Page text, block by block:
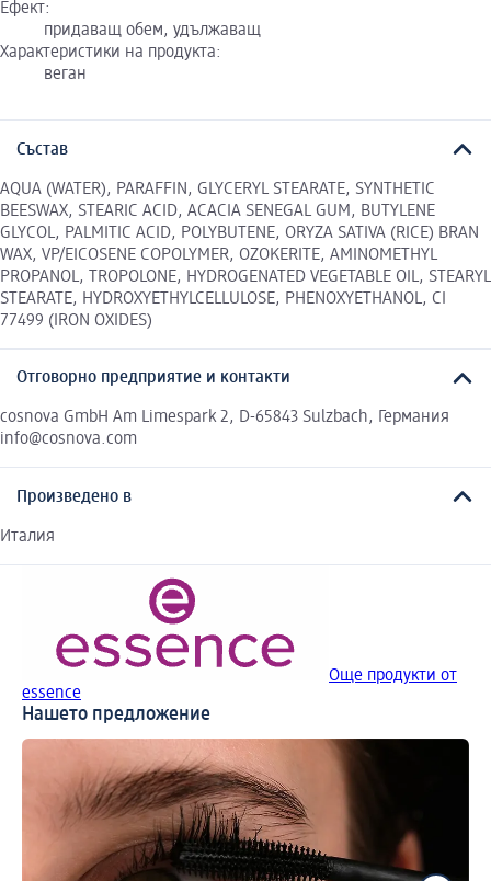
Ефект:
придаващ обем, удължаващ
Характеристики на продукта:
веган
Състав
AQUA (WATER), PARAFFIN, GLYCERYL STEARATE, SYNTHETIC
BEESWAX, STEARIC ACID, ACACIA SENEGAL GUM, BUTYLENE
GLYCOL, PALMITIC ACID, POLYBUTENE, ORYZA SATIVA (RICE) BRAN
WAX, VP/EICOSENE COPOLYMER, OZOKERITE, AMINOMETHYL
PROPANOL, TROPOLONE, HYDROGENATED VEGETABLE OIL, STEARYL
STEARATE, HYDROXYETHYLCELLULOSE, PHENOXYETHANOL, CI
77499 (IRON OXIDES)
Отговорно предприятие и контакти
cosnova GmbH Am Limespark 2, D-65843 Sulzbach, Германия
info@cosnova.com
Произведено в
Италия
Още продукти от
essence
Нашето предложение